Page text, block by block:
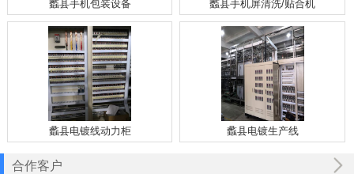
蠡县手机包装设备 蠡县手机屏清洗/贴合机
蠡县电镀线动力柜 蠡县电镀生产线
合作客户